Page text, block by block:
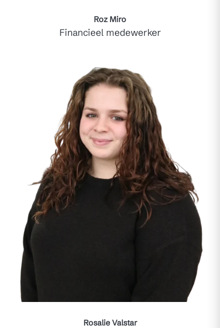
Roz Miro
Financieel medewerker
Rosalie Valstar